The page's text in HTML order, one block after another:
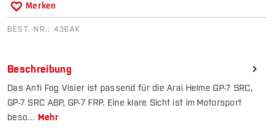
Merken
BEST.-NR.:436AK
Beschreibung
Das Anti Fog Visier ist passend für die Arai Helme GP-7 SRC,
GP-7 SRC ABP, GP-7 FRP. Eine klare Sicht ist im Motorsport
beso… Mehr